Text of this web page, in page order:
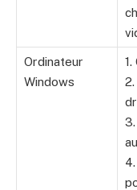
Ordinateur
Windows